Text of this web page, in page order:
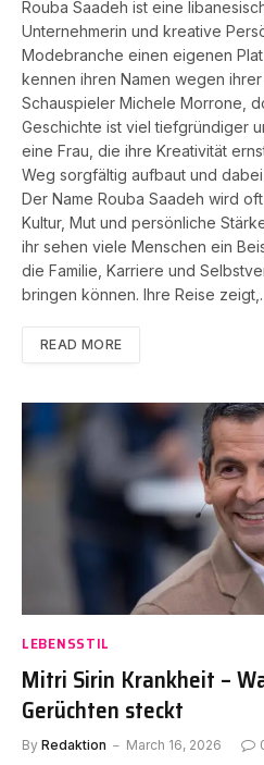
Rouba Saadeh ist eine
Unternehmerin und kreative
Modebranche einen eigenen
kennen ihren Namen wegen
Schauspieler Michele Morrone,
Geschichte ist viel tiefgründiger
eine Frau, die ihre Kreativität
Weg sorgfältig aufbaut und
Der Name Rouba Saadeh wird
Kultur, Mut und persönliche
ihr sehen viele Menschen ein
die Familie, Karriere und
bringen können. Ihre Reise
READ MORE
LEBENSSTIL
Mitri Sirin Krankheit –
Gerüchten steckt
By Redaktion March 16, 2026